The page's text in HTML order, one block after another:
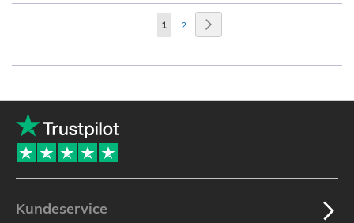
Side
Du
1 Side
2
Kundeservice